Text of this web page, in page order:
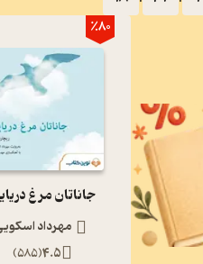
٪80
جاناتان مرغ
مهرداد
4.5
(
585
)